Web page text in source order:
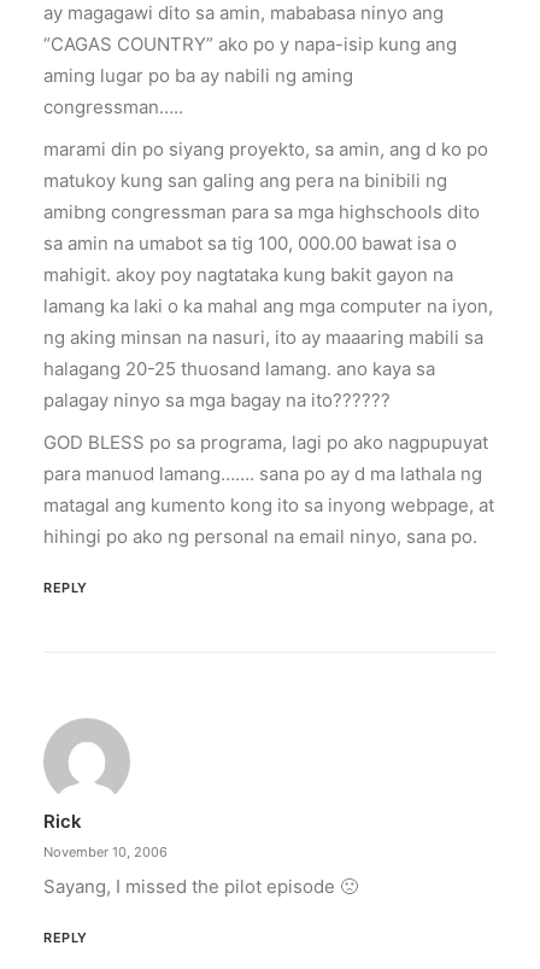
ay magagawi dito sa amin, mababasa ninyo ang
“CAGAS COUNTRY” ako po y napa-isip kung ang
aming lugar po ba ay nabili ng aming
congressman…..
marami din po siyang proyekto, sa amin, ang d ko po
matukoy kung san galing ang pera na binibili ng
amibng congressman para sa mga highschools dito
sa amin na umabot sa tig 100, 000.00 bawat isa o
mahigit. akoy poy nagtataka kung bakit gayon na
lamang ka laki o ka mahal ang mga computer na iyon,
ng aking minsan na nasuri, ito ay maaaring mabili sa
halagang 20-25 thuosand lamang. ano kaya sa
palagay ninyo sa mga bagay na ito??????
GOD BLESS po sa programa, lagi po ako nagpupuyat
para manuod lamang……. sana po ay d ma lathala ng
matagal ang kumento kong ito sa inyong webpage, at
hihingi po ako ng personal na email ninyo, sana po.
REPLY
Rick
November 10, 2006
Sayang, I missed the pilot episode 🙁
REPLY